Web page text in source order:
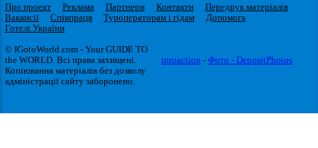
Про проект Реклама Партнери Контакти
Передрук матеріалів
Вакансії
Співпраця Туроператорам і гідам
Допомога
Готелі України
© IGotoWorld.com - Your GUIDE TO
the WORLD. Всі права захищені.
Копіювання матеріалів без дозволу
адміністрації сайту заборонено.
iproaction - Фото - DepositPhotos